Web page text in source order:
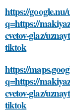
https://
q=https://
cvetov-glaz/
tiktok
https://
q=https://
cvetov-glaz/
tiktok